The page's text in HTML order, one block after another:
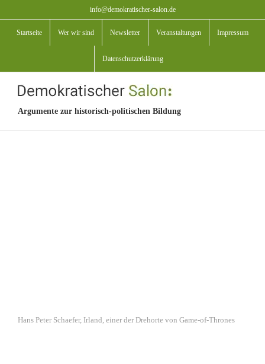
Inhalt
springen
info@demokratischer-salon.de
Startseite Wer wir sind Newsletter Veranstaltungen Impressum
Datenschutzerklärung
Argumente zur historisch-politischen Bildung
Hans Peter Schaefer, Irland, einer der Drehorte von Game-of-Thrones